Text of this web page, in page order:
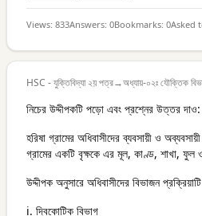
Views: 833Answers: 0Bookmarks: 0Asked
HSC - যুক্তিবিদ্যা ২য় পত্র→অধ্যায়-০২ঃ যৌক্তিক
নিচের উদ্দীপকটি পড়ো এবং প্রশ্নের উত্তর দাও:
হরিষা গ্রামের অধিবাসীদের ব্যবসায়ী ও
গ্রামের একটি বৃক্ষকে এর মূল, কাণ্ড, শাখা,
উদ্দীপক অনুসারে অধিবাসীদের বিভাজন
i. দ্বিকোটিক বিভাগ